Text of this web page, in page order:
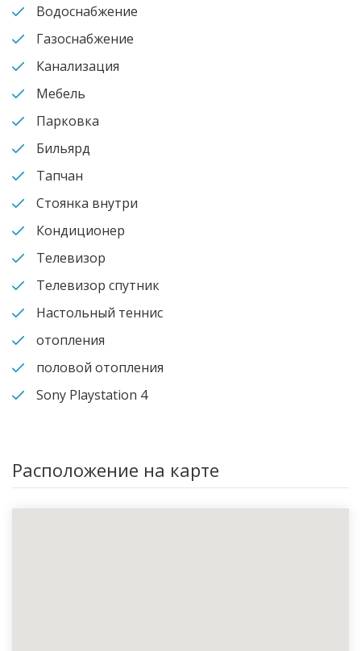
Водоснабжение
Газоснабжение
Канализация
Мебель
Парковка
Бильярд
Тапчан
Стоянка внутри
Кондиционер
Телевизор
Телевизор спутник
Настольный теннис
отопления
половой отопления
Sony Playstation 4
Расположение на карте